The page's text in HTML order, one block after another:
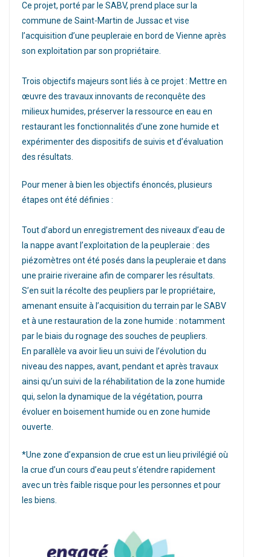
Ce projet, porté par le SABV, prend place sur la
commune de Saint-Martin de Jussac et vise
l’acquisition d’une peupleraie en bord de Vienne après
son exploitation par son propriétaire.
Trois objectifs majeurs sont liés à ce projet : Mettre en
œuvre des travaux innovants de reconquête des
milieux humides, préserver la ressource en eau en
restaurant les fonctionnalités d’une zone humide et
expérimenter des dispositifs de suivis et d’évaluation
des résultats.
Pour mener à bien les objectifs énoncés, plusieurs
étapes ont été définies :
Tout d’abord un enregistrement des niveaux d’eau de
la nappe avant l’exploitation de la peupleraie : des
piézomètres ont été posés dans la peupleraie et dans
une prairie riveraine afin de comparer les résultats.
S’en suit la récolte des peupliers par le propriétaire,
amenant ensuite à l’acquisition du terrain par le SABV
et à une restauration de la zone humide : notamment
par le biais du rognage des souches de peupliers.
En parallèle va avoir lieu un suivi de l’évolution du
niveau des nappes, avant, pendant et après travaux
ainsi qu’un suivi de la réhabilitation de la zone humide
qui, selon la dynamique de la végétation, pourra
évoluer en boisement humide ou en zone humide
ouverte.
*Une zone d’expansion de crue est un lieu privilégié où
la crue d’un cours d’eau peut s’étendre rapidement
avec un très faible risque pour les personnes et pour
les biens.